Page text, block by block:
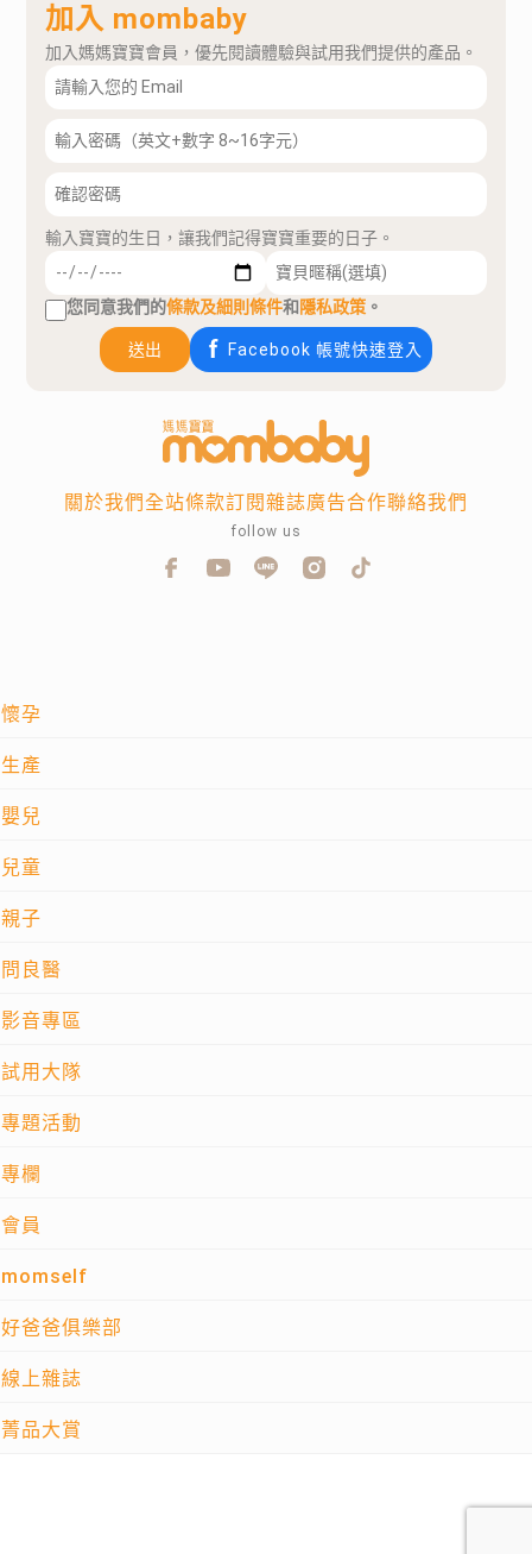
加入 mombaby
加入媽媽寶寶會員，優先閱讀體驗與試用我們提供的產品。
輸入寶寶的生日，讓我們記得寶寶重要的日子。
您同意我們的條款及細則條件和隱私政策 。
送出 Facebook 帳號快速登入
懷孕
生產
嬰兒
兒童
親子
問良醫
影音專區
試用大隊
專題活動
專欄
會員
momself
好爸爸俱樂部
線上雜誌
菁品大賞
關於我們全站條款訂閱雜誌廣告合作聯絡我們
follow us